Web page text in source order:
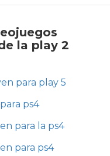
la play 2
para play 5
ps4
para la ps4
para ps4